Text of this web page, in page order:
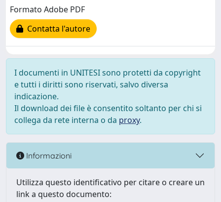
Formato Adobe PDF
Contatta l'autore
I documenti in UNITESI sono protetti da copyright
e tutti i diritti sono riservati, salvo diversa
indicazione.
Il download dei file è consentito soltanto per chi si
collega da rete interna o da proxy.
Informazioni
Utilizza questo identificativo per citare o creare un
link a questo documento: